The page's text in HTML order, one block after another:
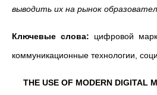
выводить их на рынок
Ключевые слова: цифровой
коммуникационные технологии,
THE USE OF MODERN DIGITAL